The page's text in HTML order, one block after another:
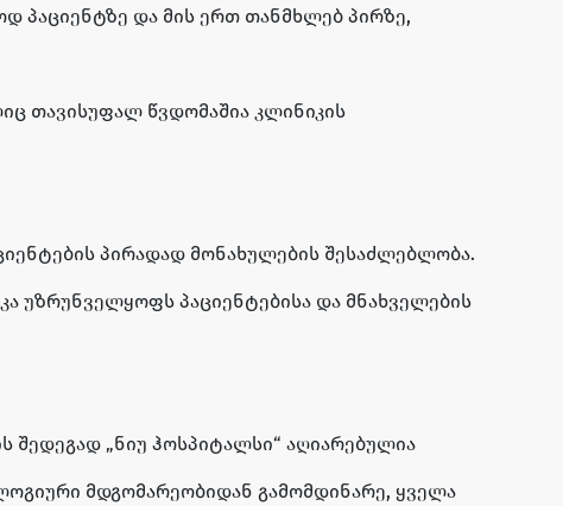
პაციენტზე და მის ერთ თანმხლებ პირზე,
თავისუფალ წვდომაშია კლინიკის
პირადად მონახულების შესაძლებლობა.
უზრუნველყოფს პაციენტებისა და მნახველების
„ნიუ ჰოსპიტალსი“ აღიარებულია
მდგომარეობიდან გამომდინარე, ყველა